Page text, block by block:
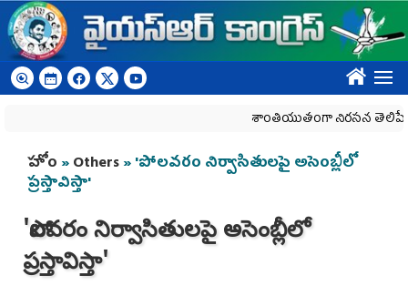
Skip to main content
????
శాంతియుతంగా నిరసన తెలిపే
You are here
హోం »Others» 'పోలవరం నిర్వాసితులపై అసెంబ్లీలో
ప్రస్తావిస్తా'
'పోలవరం నిర్వాసితులపై అసెంబ్లీలో
ప్రస్తావిస్తా'